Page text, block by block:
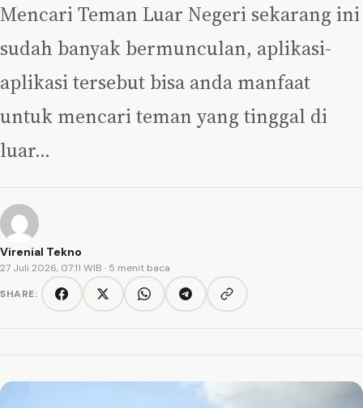
Mencari Teman Luar Negeri sekarang ini
sudah banyak bermunculan, aplikasi-
aplikasi tersebut bisa anda manfaat
untuk mencari teman yang tinggal di
luar…
Virenial Tekno
27 Juli 2026, 07:11 WIB · 5 menit baca
SHARE:
FacebookTwitter/XWhatsAppTelegramCopy link